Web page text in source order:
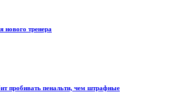
нового тренера
пробивать пенальти, чем штрафные